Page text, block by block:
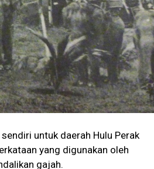
untuk daerah Hulu Perak
yang digunakan oleh
gajah.